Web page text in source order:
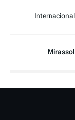
Internacional
Mirassol